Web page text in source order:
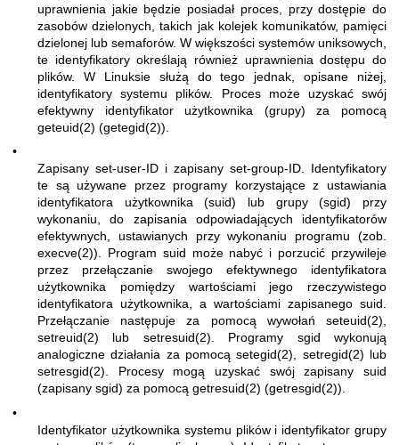
uprawnienia jakie będzie posiadał proces, przy dostępie do
zasobów dzielonych, takich jak kolejek komunikatów, pamięci
dzielonej lub semaforów. W większości systemów uniksowych,
te identyfikatory określają również uprawnienia dostępu do
plików. W Linuksie służą do tego jednak, opisane niżej,
identyfikatory systemu plików. Proces może uzyskać swój
efektywny identyfikator użytkownika (grupy) za pomocą
geteuid(2) (getegid(2)).
•
Zapisany set-user-ID i zapisany set-group-ID. Identyfikatory
te są używane przez programy korzystające z ustawiania
identyfikatora użytkownika (suid) lub grupy (sgid) przy
wykonaniu, do zapisania odpowiadających identyfikatorów
efektywnych, ustawianych przy wykonaniu programu (zob.
execve(2)). Program suid może nabyć i porzucić przywileje
przez przełączanie swojego efektywnego identyfikatora
użytkownika pomiędzy wartościami jego rzeczywistego
identyfikatora użytkownika, a wartościami zapisanego suid.
Przełączanie następuje za pomocą wywołań seteuid(2),
setreuid(2) lub setresuid(2). Programy sgid wykonują
analogiczne działania za pomocąsetegid(2), setregid(2) lub
setresgid(2). Procesy mogą uzyskać swój zapisany suid
(zapisany sgid) za pomocą getresuid(2) (getresgid(2)).
•
Identyfikator użytkownika systemu plików i identyfikator grupy